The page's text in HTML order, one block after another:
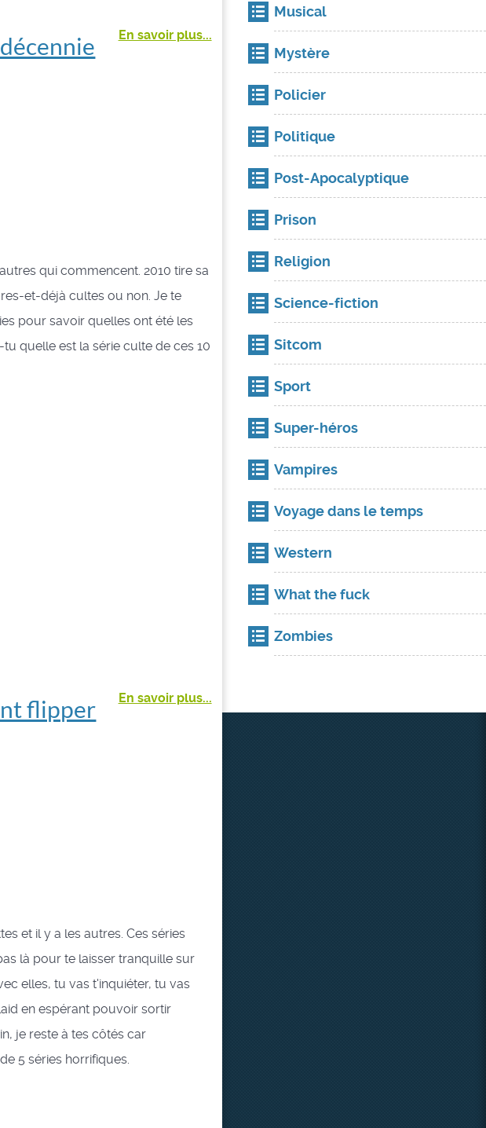
En savoir plus...
qui commencent. 2010 tire sa
et-déjà cultes ou non. Je te
pour savoir quelles ont été les
quelle est la série culte de ces 10
En savoir plus...
flipper
et il y a les autres. Ces séries
là pour te laisser tranquille sur
elles, tu vas t'inquiéter, tu vas
en espérant pouvoir sortir
je reste à tes côtés car
5 séries horrifiques.
Musical
Mystère
Policier
Politique
Post-Apocalyptique
Prison
Religion
Science-fiction
Sitcom
Sport
Super-héros
Vampires
Voyage dans le temps
Western
What the fuck
Zombies